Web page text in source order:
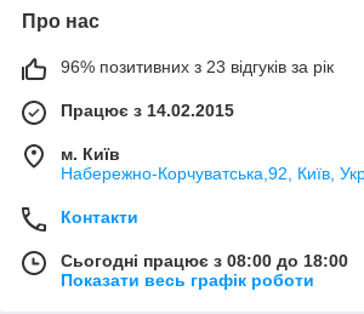
Про нас
96% позитивних з 23 відгуків за рік
Працює з 14.02.2015
м. Київ
Набережно-Корчуватська,92, Київ,
Контакти
Сьогодні працює з 08:00 до 18:00
Показати весь графік роботи